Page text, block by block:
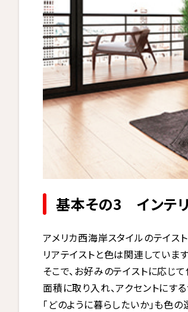
基本その3 インテリ
アメリカ西海岸スタイルのテイス
リアテイストと色は関連しています
そこで、お好みのテイストに応じ
面積に取り入れ、アクセントにす
「どのように暮らしたいか」も色